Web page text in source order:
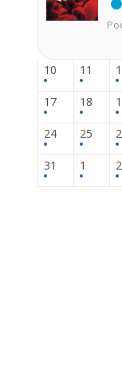
10 11
17 18
24 25
31 1 2